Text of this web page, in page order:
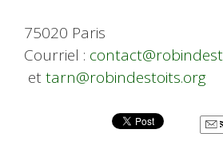
75020 Paris
Courriel :
ettarn@robindestoits.org